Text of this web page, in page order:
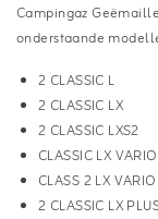
Campingaz
onderstaande
2 CLASSIC L
2 CLASSIC LX
2 CLASSIC LXS2
CLASSIC LX VARIO
CLASS 2 LX VARIO
2 CLASSIC LX